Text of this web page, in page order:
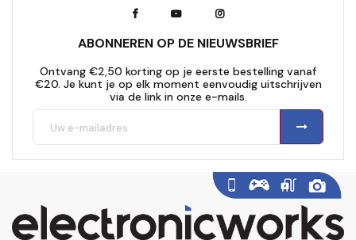
ABONNEREN OP DE NIEUWSBRIEF
Ontvang €2,50 korting op je eerste bestelling vanaf
€20. Je kunt je op elk moment eenvoudig uitschrijven
via de link in onze e-mails.